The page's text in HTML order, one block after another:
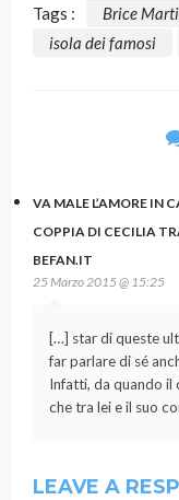
Tags : Brice
isola dei famosi
VA MALE L’AMORE IN
COPPIA DI CECILIA
BEFAN.IT
25 Marzo 2015 @ 15:25
[…] star di queste
far parlare di sé
Infatti, da quando il
che tra lei e il suo
LEAVE A